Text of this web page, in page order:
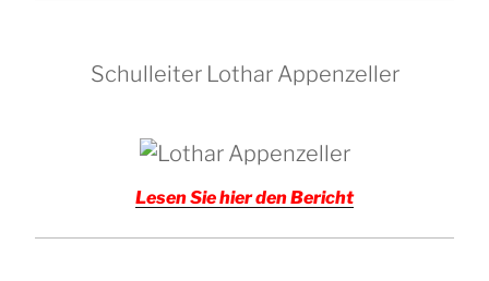
Schulleiter Lothar Appenzeller
Lesen Sie hier den Bericht